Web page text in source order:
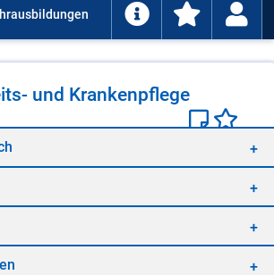
und Kran­ken­pfle­ge